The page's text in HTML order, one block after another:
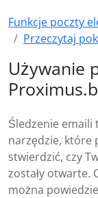
Funkcje poczty
Przeczytaj
Używanie
Śledzenie emaili
narzędzie, które
stwierdzić, czy
zostały otwarte.
można